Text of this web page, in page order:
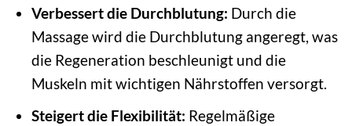
Verbessert die Durchblutung: Durch die
Massage wird die Durchblutung angeregt, was
die Regeneration beschleunigt und die
Muskeln mit wichtigen Nährstoffen versorgt.
Steigert die Flexibilität: Regelmäßige